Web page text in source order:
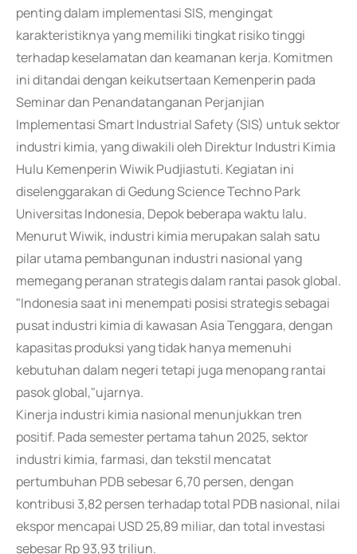
penting dalam implementasi SIS, mengingat
karakteristiknya yang memiliki tingkat risiko tinggi
terhadap keselamatan dan keamanan kerja. Komitmen
ini ditandai dengan keikutsertaan Kemenperin pada
Seminar dan Penandatanganan Perjanjian
Implementasi Smart Industrial Safety (SIS) untuk sektor
industri kimia, yang diwakili oleh Direktur Industri Kimia
Hulu Kemenperin Wiwik Pudjiastuti. Kegiatan ini
diselenggarakan di Gedung Science Techno Park
Universitas Indonesia, Depok beberapa waktu lalu.
Menurut Wiwik, industri kimia merupakan salah satu
pilar utama pembangunan industri nasional yang
memegang peranan strategis dalam rantai pasok global.
"Indonesia saat ini menempati posisi strategis sebagai
pusat industri kimia di kawasan Asia Tenggara, dengan
kapasitas produksi yang tidak hanya memenuhi
kebutuhan dalam negeri tetapi juga menopang rantai
pasok global,"ujarnya.
Kinerja industri kimia nasional menunjukkan tren
positif. Pada semester pertama tahun 2025, sektor
industri kimia, farmasi, dan tekstil mencatat
pertumbuhan PDB sebesar 6,70 persen, dengan
kontribusi 3,82 persen terhadap total PDB nasional, nilai
ekspor mencapai USD 25,89 miliar, dan total investasi
sebesar Rp 93,93 triliun.